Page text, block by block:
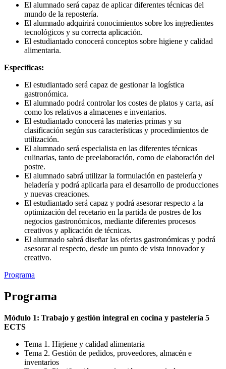
El alumnado será capaz de aplicar diferentes técnicas del
mundo de la repostería.
El alumnado adquirirá conocimientos sobre los ingredientes
tecnológicos y su correcta aplicación.
El estudiantado conocerá conceptos sobre higiene y calidad
alimentaria.
Específicas:
El estudiantado será capaz de gestionar la logística
gastronómica.
El alumnado podrá controlar los costes de platos y carta, así
como los relativos a almacenes e inventarios.
El estudiantado conocerá las materias primas y su
clasificación según sus características y procedimientos de
utilización.
El alumnado será especialista en las diferentes técnicas
culinarias, tanto de preelaboración, como de elaboración del
postre.
El alumnado sabrá utilizar la formulación en pastelería y
heladería y podrá aplicarla para el desarrollo de producciones
y nuevas creaciones.
El estudiantado será capaz y podrá asesorar respecto a la
optimización del recetario en la partida de postres de los
negocios gastronómicos, mediante diferentes procesos
creativos y aplicación de técnicas.
El alumnado sabrá diseñar las ofertas gastronómicas y podrá
asesorar al respecto, desde un punto de vista innovador y
creativo.
Programa
Programa
Módulo 1: Trabajo y gestión integral en cocina y pastelería 5
ECTS
Tema 1. Higiene y calidad alimentaria
Tema 2. Gestión de pedidos, proveedores, almacén e
inventarios